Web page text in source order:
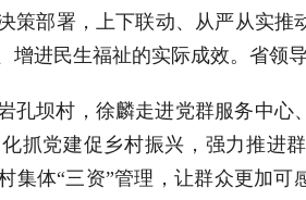
策部署，上下联动、从严从实推
增进民生福祉的实际成效。省领
孔坝村，徐麟走进党群服务中心
抓党建促乡村振兴，强力推进
集体“三资”管理，让群众更加可